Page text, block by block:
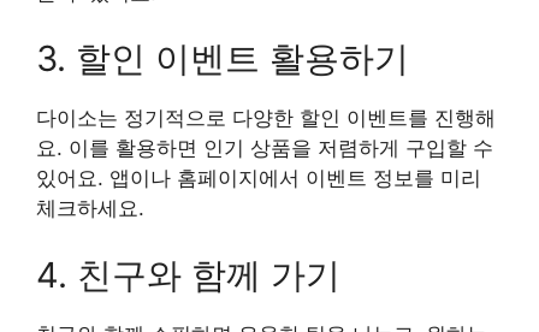
3. 할인 이벤트 활용하기
다이소는 정기적으로 다양한 할인 이벤트를 진행해
요. 이를 활용하면 인기 상품을 저렴하게 구입할 수
있어요. 앱이나 홈페이지에서 이벤트 정보를 미리
체크하세요.
4. 친구와 함께 가기